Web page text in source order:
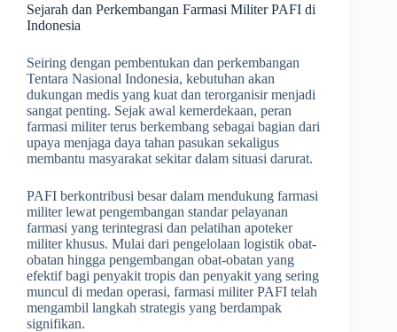
Sejarah dan Perkembangan Farmasi Militer PAFI di
Indonesia
Seiring dengan pembentukan dan perkembangan
Tentara Nasional Indonesia, kebutuhan akan
dukungan medis yang kuat dan terorganisir menjadi
sangat penting. Sejak awal kemerdekaan, peran
farmasi militer terus berkembang sebagai bagian dari
upaya menjaga daya tahan pasukan sekaligus
membantu masyarakat sekitar dalam situasi darurat.
PAFI berkontribusi besar dalam mendukung farmasi
militer lewat pengembangan standar pelayanan
farmasi yang terintegrasi dan pelatihan apoteker
militer khusus. Mulai dari pengelolaan logistik obat-
obatan hingga pengembangan obat-obatan yang
efektif bagi penyakit tropis dan penyakit yang sering
muncul di medan operasi, farmasi militer PAFI telah
mengambil langkah strategis yang berdampak
signifikan.